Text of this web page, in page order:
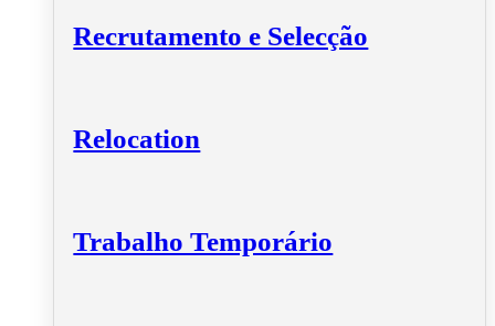
Recrutamento e Selecção
Relocation
Trabalho Temporário